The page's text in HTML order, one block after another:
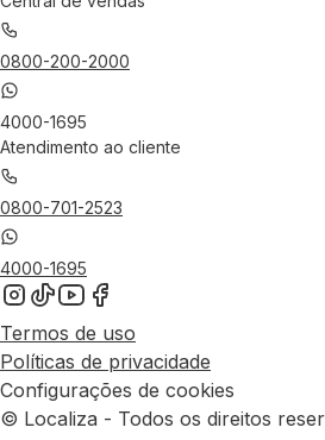
0800-200-2000
4000-1695
Atendimento ao cliente
0800-701-2523
4000-1695
Termos de uso
Políticas de privacidade
Configurações de cookies
© Localiza - Todos os direitos